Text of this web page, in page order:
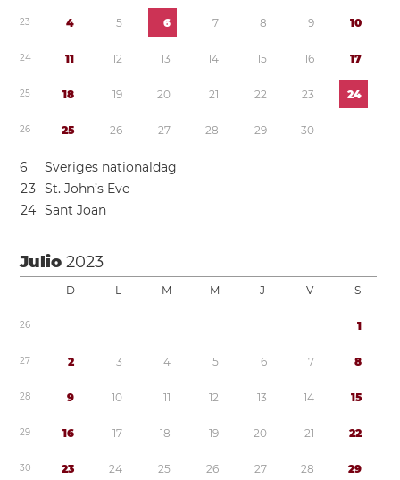
23 4 5 6 7 8 9 10
24 11 12 13 14 15 16 17
25 18 19 20 21 22 23 24
26 25 26 27 28 29 30
6
Sveriges nationaldag
23 St. John’s Eve
24 Sant Joan
Julio2023
D L M M J V S
26 1
27 2 3 4 5 6 7 8
28 9 10 11 12 13 14 15
29 16 17 18 19 20 21 22
30 23 24 25 26 27 28 29